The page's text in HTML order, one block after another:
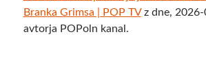
Branka Grimsa | POP TVz dne, 2026-
avtorja POPoln kanal.